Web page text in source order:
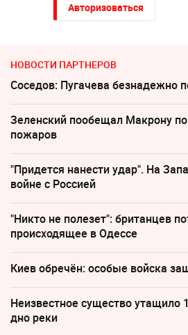
Авторизоваться
НОВОСТИ ПАРТНЕРОВ
Соседов: Пугачева безнадежно
Зеленский пообещал Макрону
пожаров
"Придется нанести удар". На
войне с Россией
"Никто не полезет": британцев
происходящее в Одессе
Киев обречён: особые войска
Неизвестное существо утащило
дно реки